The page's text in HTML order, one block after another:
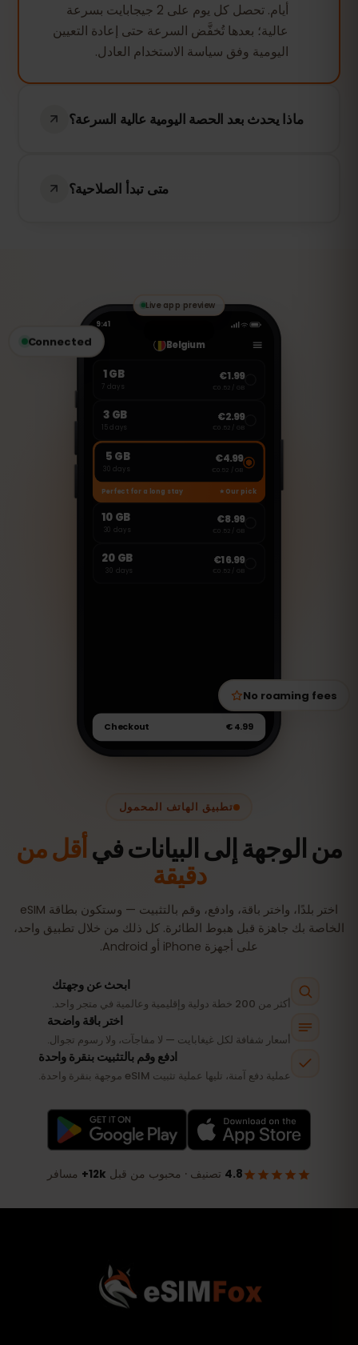
أيام. تحصل كل يوم على 2 جيجابايت بسرعة
عالية؛ بعدها تُخفَّض السرعة حتى إعادة التعيين
اليومية وفق سياسة الاستخدام العادل.
ماذا يحدث بعد الحصة اليومية عالية السرعة؟
والخرائط تعمل — لكن تُخفَّض السرعة لبقية
متى تبدأ الصلاحية؟